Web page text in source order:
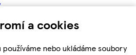
a cookies
nebo ukládáme soubory